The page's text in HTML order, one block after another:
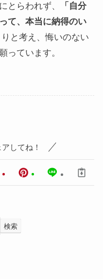
とらわれず、
「自分
て、本当に納得のい
と考え、悔いのない
っています。
してね！
検索